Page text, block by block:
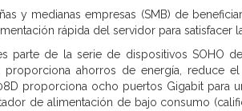
y medianas empresas (SMB) de
rápida del servidor para satisfacer
parte de la serie de dispositivos SOHO
ahorros de energía, reduce
proporciona ocho puertos Gigabit para
de alimentación de bajo consumo